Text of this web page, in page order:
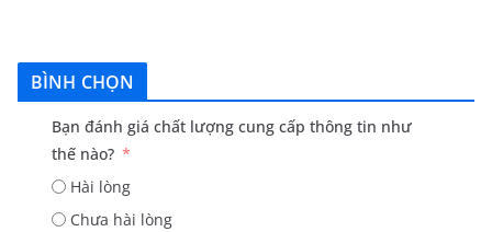
BÌNH CHỌN
Bạn đánh giá chất lượng cung cấp thông tin như
thế nào?
Hài lòng
Chưa hài lòng